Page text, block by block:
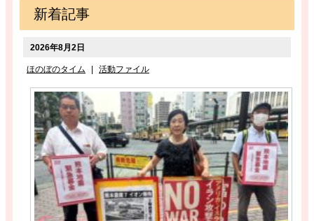
新着記事
2026年8月2日
ほのぼのタイム | 活動ファイル